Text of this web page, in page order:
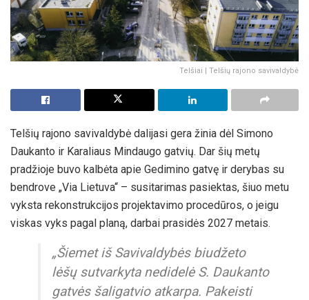
Telšiai | Telšių rajono savivaldybė
Telšių rajono savivaldybė dalijasi gera žinia dėl Simono
Daukanto ir Karaliaus Mindaugo gatvių. Dar šių metų
pradžioje buvo kalbėta apie Gedimino gatvę ir derybas su
bendrove „Via Lietuva“ – susitarimas pasiektas, šiuo metu
vyksta rekonstrukcijos projektavimo procedūros, o jeigu
viskas vyks pagal planą, darbai prasidės 2027 metais.
„Šiemet iš Savivaldybės biudžeto
lėšų sutvarkyta nedidelė S. Daukanto
gatvės šaligatvio atkarpa. Pakeisti